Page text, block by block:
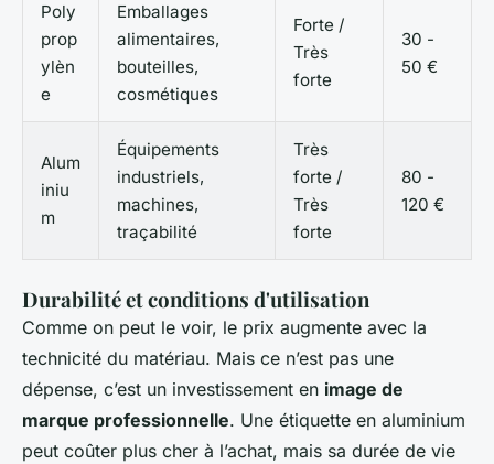
Poly
prop
ylèn
e
Emballages
alimentaires,
bouteilles,
cosmétiques
Forte /
Très
forte
30 -
50 €
Alum
iniu
m
Équipements
industriels,
machines,
traçabilité
Très
forte /
Très
forte
80 -
120 €
Durabilité et conditions d'utilisation
Comme on peut le voir, le prix augmente avec la
technicité du matériau. Mais ce n’est pas une
dépense, c’est un investissement en image de
marque professionnelle. Une étiquette en aluminium
peut coûter plus cher à l’achat, mais sa durée de vie